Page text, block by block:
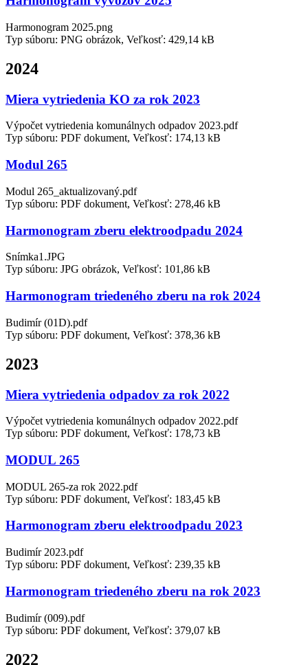
Harmonogram 2025.png
Typ súboru: PNG obrázok, Veľkosť: 429,14 kB
2024
Miera vytriedenia KO za rok 2023
Výpočet vytriedenia komunálnych odpadov 2023.pdf
Typ súboru: PDF dokument, Veľkosť: 174,13 kB
Modul 265
Modul 265_aktualizovaný.pdf
Typ súboru: PDF dokument, Veľkosť: 278,46 kB
Harmonogram zberu elektroodpadu 2024
Snímka1.JPG
Typ súboru: JPG obrázok, Veľkosť: 101,86 kB
Harmonogram triedeného zberu na rok 2024
Budimír (01D).pdf
Typ súboru: PDF dokument, Veľkosť: 378,36 kB
2023
Miera vytriedenia odpadov za rok 2022
Výpočet vytriedenia komunálnych odpadov 2022.pdf
Typ súboru: PDF dokument, Veľkosť: 178,73 kB
MODUL 265
MODUL 265-za rok 2022.pdf
Typ súboru: PDF dokument, Veľkosť: 183,45 kB
Harmonogram zberu elektroodpadu 2023
Budimír 2023.pdf
Typ súboru: PDF dokument, Veľkosť: 239,35 kB
Harmonogram triedeného zberu na rok 2023
Budimír (009).pdf
Typ súboru: PDF dokument, Veľkosť: 379,07 kB
2022